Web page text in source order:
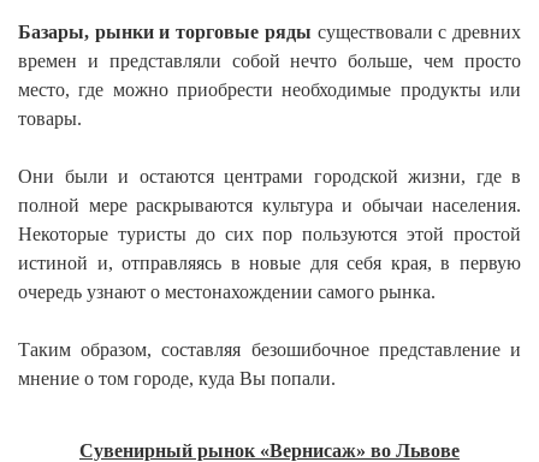
Базары, рынки и торговые ряды существовали с древних
времен и представляли собой нечто больше, чем просто
место, где можно приобрести необходимые продукты или
товары.
Они были и остаются центрами городской жизни, где в
полной мере раскрываются культура и обычаи населения.
Некоторые туристы до сих пор пользуются этой простой
истиной и, отправляясь в новые для себя края, в первую
очередь узнают о местонахождении самого рынка.
Таким образом, составляя безошибочное представлениеи
мнение о том городе, куда Вы попали.
Сувенирный рынок «Вернисаж» во Львове